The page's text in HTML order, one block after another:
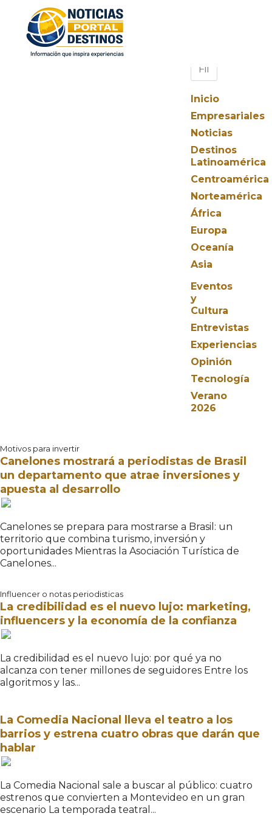
Inicio
Empresariales
Noticias
Destinos
Latinoamérica
Centroamérica
Norteamérica
África
Europa
Oceanía
Asia
Eventos
y
Cultura
Entrevistas
Experiencias
Opinión
Tecnología
Verano
2026
Motivos para invertir
Canelones mostrará a periodistas de Brasil
un departamento que atrae inversiones y
apuesta al desarrollo
Canelones se prepara para mostrarse a Brasil: un
territorio que combina turismo, inversión y
oportunidades Mientras la Asociación Turística de
Canelones...
Influencer o notas periodisticas
La credibilidad es el nuevo lujo: marketing,
influencers y la economía de la confianza
La credibilidad es el nuevo lujo: por qué ya no
alcanza con tener millones de seguidores Entre los
algoritmos y las...
La Comedia Nacional lleva el teatro a los
barrios y estrena cuatro obras que darán que
hablar
La Comedia Nacional sale a buscar al público: cuatro
estrenos que convierten a Montevideo en un gran
escenario La temporada teatral...